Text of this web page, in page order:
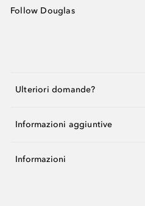
Follow Douglas
Ulteriori domande?
Informazioni aggiuntive
Informazioni